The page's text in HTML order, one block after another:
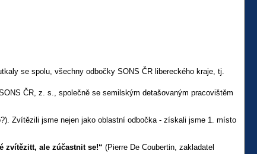
se spolu, všechny odbočky SONS ČR libereckého kraje, tj.
ČR, z. s., společně se semilským detašovaným pracovištěm
Zvítězili jsme nejen jako oblastní odbočka - získali jsme 1. místo
zvítězitt, ale zúčastnit se!“ (Pierre De Coubertin, zakladatel